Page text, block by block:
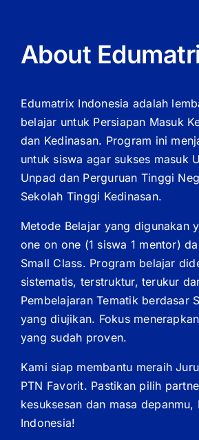
About
Edumatrix Indonesia adalah
belajar untuk Persiapan Masuk
dan Kedinasan. Program ini
untuk siswa agar sukses masuk
Unpad dan Perguruan Tinggi
Sekolah Tinggi Kedinasan.
Metode Belajar yang digunakan
one on one (1 siswa 1 mentor)
Small Class. Program belajar
sistematis, terstruktur, terukur
Pembelajaran Tematik berdasar
yang diujikan. Fokus
yang sudah proven.
Kami siap membantu meraih
PTN Favorit. Pastikan pilih
kesuksesan dan masa depanmu,
Indonesia!